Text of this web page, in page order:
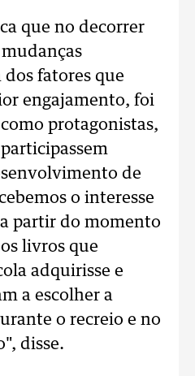
que no decorrer
fatores que
engajamento, foi
protagonistas,
de
o interesse
partir do momento
livros que
adquirisse e
a escolher a
o recreio e no
disse.